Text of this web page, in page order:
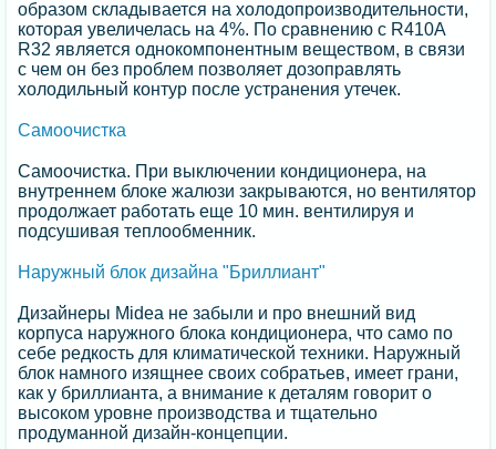
образом складывается на холодопроизводительности,
которая увеличелась на 4%. По сравнению с R410A
R32 является однокомпонентным веществом, в связи
с чем он без проблем позволяет дозоправлять
холодильный контур после устранения утечек.
Самоочистка
Самоочистка. При выключении кондиционера, на
внутреннем блоке жалюзи закрываются, но вентилятор
продолжает работать еще 10 мин. вентилируя и
подсушивая теплообменник.
Наружный блок дизайна "Бриллиант"
Дизайнеры Midea не забыли и про внешний вид
корпуса наружного блока кондиционера, что само по
себе редкость для климатической техники. Наружный
блок намного изящнее своих собратьев, имеет грани,
как у бриллианта, а внимание к деталям говорит о
высоком уровне производства и тщательно
продуманной дизайн-концепции.